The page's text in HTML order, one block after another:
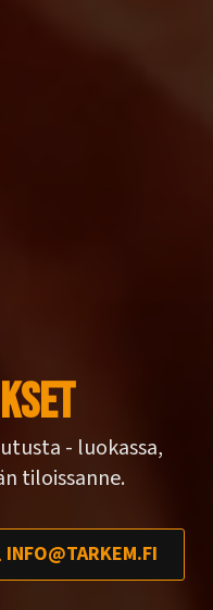
- luokassa,
tiloissanne.
INFO@TARKEM.FI